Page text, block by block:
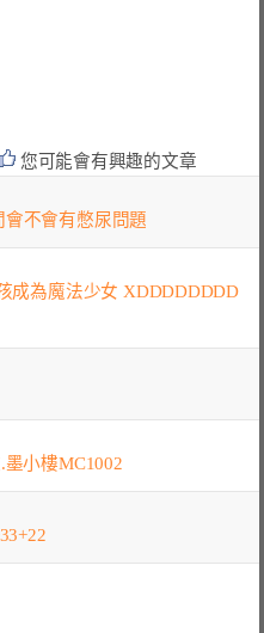
您可能會有興趣的文章
不會有憋尿問題
成為魔法少女 XDDDDDDDD
小樓MC1002